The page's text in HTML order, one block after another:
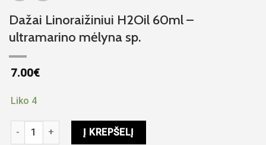
Dažai Linoraižiniui H2Oil 60ml –
ultramarino mėlyna sp.
7.00€
Liko 4
produkto kiekis: Dažai Linoraižiniui H2Oil 60ml - ultramarino
Į KREPŠELĮ